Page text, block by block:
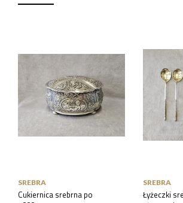
SREBRA
Cukiernica srebrna po
SREBRA
Łyżeczki